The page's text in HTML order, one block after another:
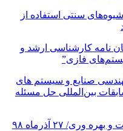
شیوه‌های سنتی استفاده از
­نامه کارشناسی­ ارشد و
فازی”
صنایع و سیستم های
بین‌المللی حل مسئله
۲۷ آذرماه ۹۸